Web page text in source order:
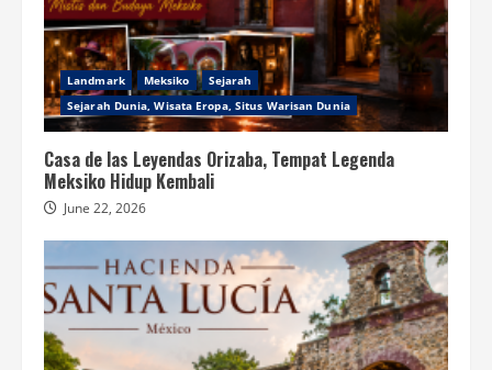
Landmark Meksiko
Sejarah
Sejarah Dunia, Wisata Eropa, Situs Warisan Dunia
Casa de las Leyendas Orizaba, Tempat Legenda
Meksiko Hidup Kembali
June 22, 2026